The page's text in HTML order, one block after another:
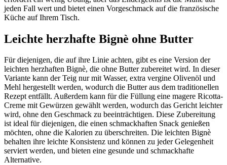
jeden Fall wert und bietet einen Vorgeschmack auf die französische
Küche auf Ihrem Tisch.
Leichte herzhafte Bignè ohne Butter
Für diejenigen, die auf ihre Linie achten, gibt es eine Version der
leichten herzhaften Bignè, die ohne Butter zubereitet wird. In dieser
Variante kann der Teig nur mit Wasser, extra vergine Olivenöl und
Mehl hergestellt werden, wodurch die Butter aus dem traditionellen
Rezept entfällt. Außerdem kann für die Füllung eine magere Ricotta-
Creme mit Gewürzen gewählt werden, wodurch das Gericht leichter
wird, ohne den Geschmack zu beeinträchtigen. Diese Zubereitung
ist ideal für diejenigen, die einen schmackhaften Snack genießen
möchten, ohne die Kalorien zu überschreiten. Die leichten Bignè
behalten ihre leichte Konsistenz und können zu jeder Gelegenheit
serviert werden, und bieten eine gesunde und schmackhafte
Alternative.